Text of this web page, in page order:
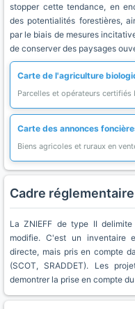
stopper cette tendance, en
des potentialités forestières,
par le biais de mesures
de conserver des paysages
Carte de l'agriculture
Parcelles et opérateurs certifiés
Carte des annonces
Biens agricoles et ruraux en
Cadre réglementaire
La ZNIEFF de type II
modifie. C'est un inventaire
directe, mais pris en compte
(SCOT, SRADDET). Les
demontrer la prise en compte